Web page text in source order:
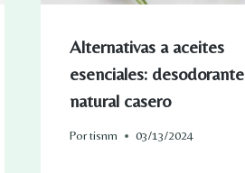
Alternativas a aceites
esenciales: desodorante
natural casero
Por tisnm 03/13/2024